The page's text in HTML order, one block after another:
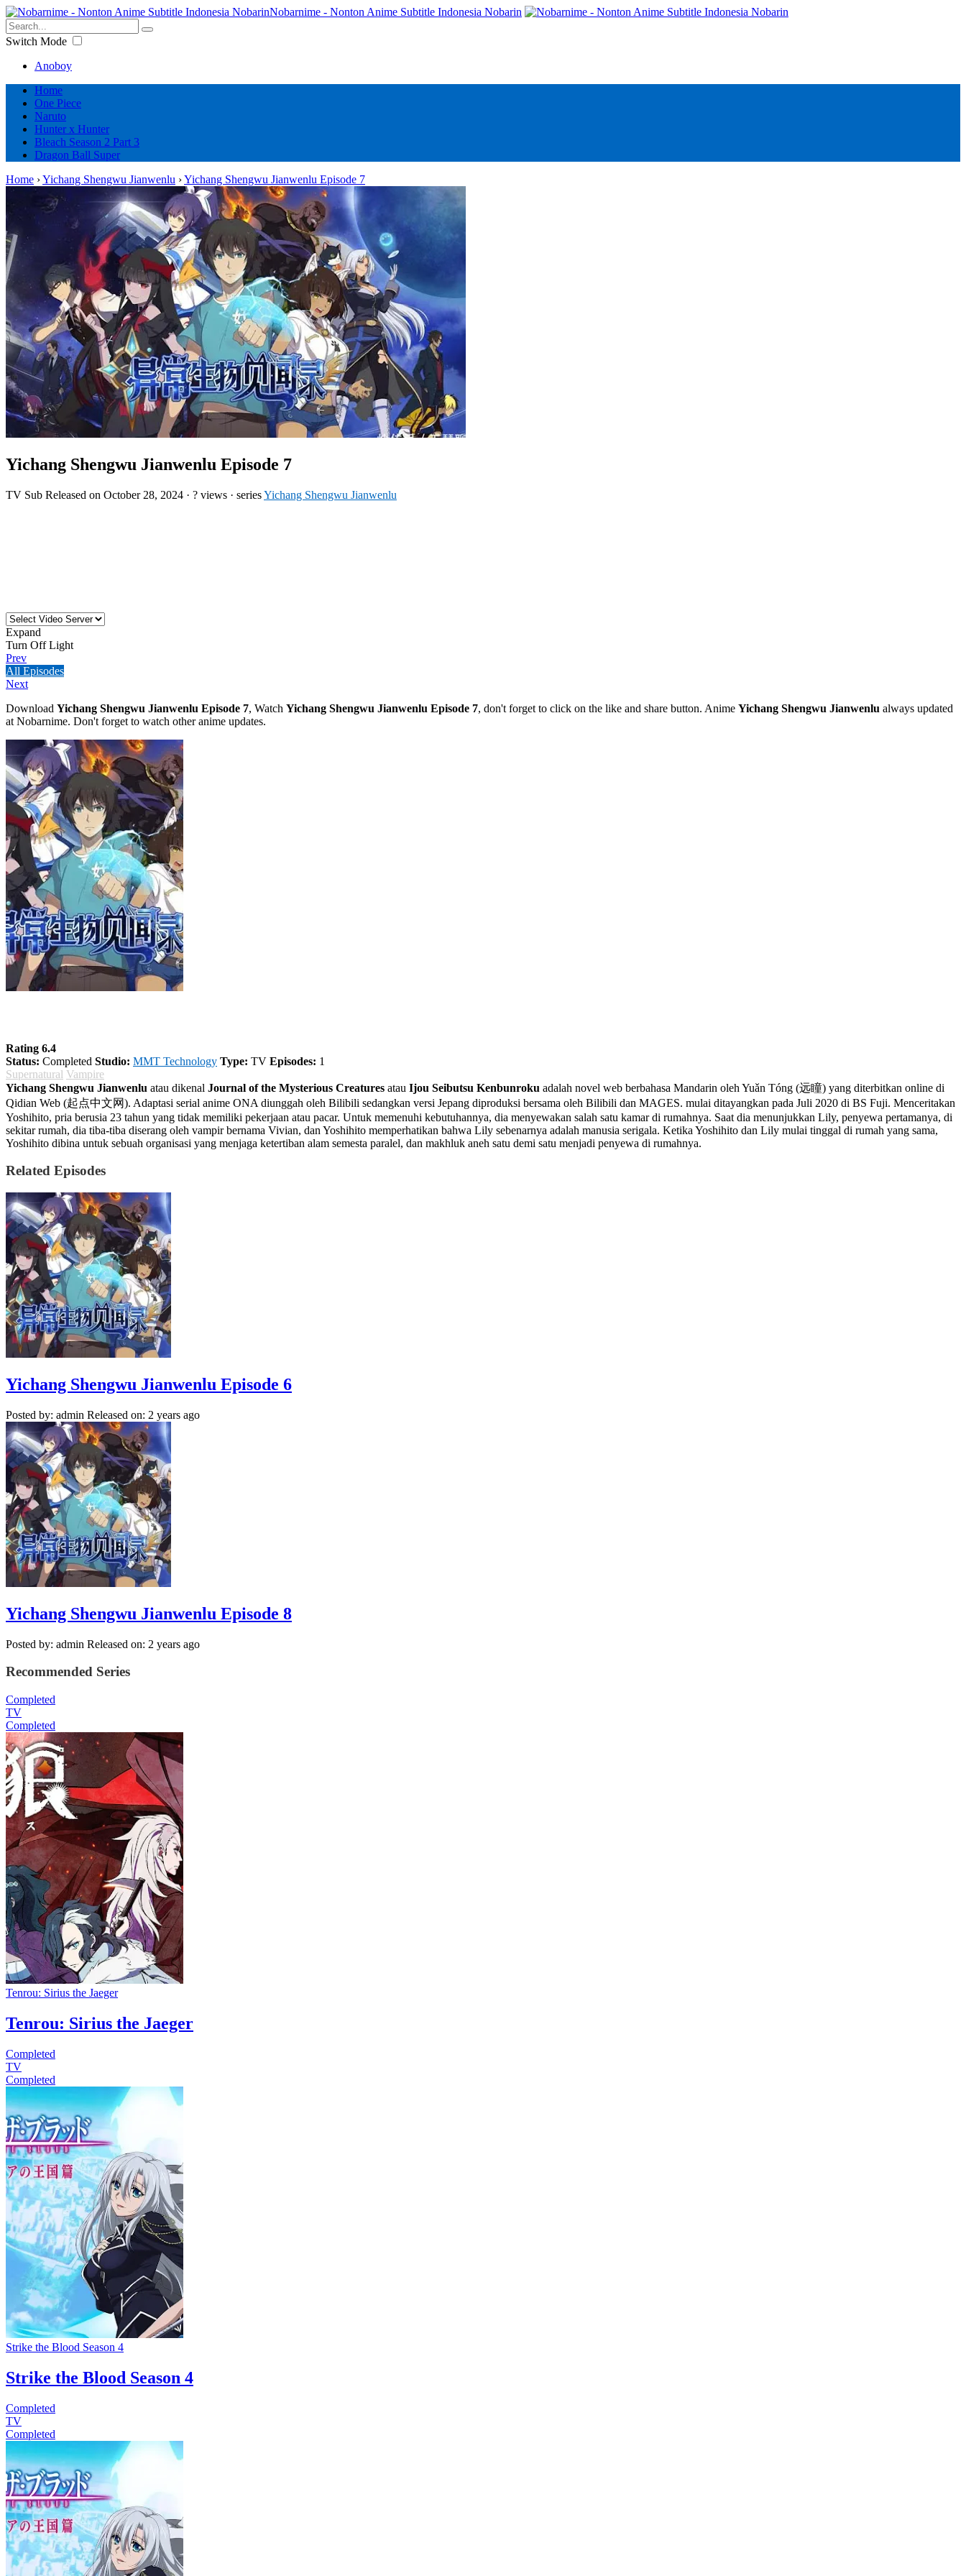
Nobarnime - Nonton Anime Subtitle Indonesia Nobarin
Switch Mode
Anoboy
Home
One Piece
Naruto
Hunter x Hunter
Bleach Season 2 Part 3
Dragon Ball Super
Home ›Yichang Shengwu Jianwenlu ›Yichang Shengwu Jianwenlu Episode 7
Yichang Shengwu Jianwenlu Episode 7
TV Sub Released on October 28, 2024 · ? views · seriesYichang Shengwu Jianwenlu
Expand
Turn Off Light
Prev
All Episodes
Next
Download Yichang Shengwu Jianwenlu Episode 7, Watch Yichang Shengwu Jianwenlu Episode 7, don't forget to click on the like and share button. Anime Yichang Shengwu Jianwenlu always updated
at Nobarnime. Don't forget to watch other anime updates.
Rating 6.4
Status: Completed Studio: MMT Technology Type: TV Episodes: 1
Supernatural Vampire
Yichang Shengwu Jianwenlu atau dikenal Journal of the Mysterious Creatures atau Ijou Seibutsu Kenbunroku adalah novel web berbahasa Mandarin oleh Yuǎn Tóng (远瞳) yang diterbitkan online di
Qidian Web (起点中文网). Adaptasi serial anime ONA diunggah oleh Bilibili sedangkan versi Jepang diproduksi bersama oleh Bilibili dan MAGES. mulai ditayangkan pada Juli 2020 di BS Fuji. Menceritakan
Yoshihito, pria berusia 23 tahun yang tidak memiliki pekerjaan atau pacar. Untuk memenuhi kebutuhannya, dia menyewakan salah satu kamar di rumahnya. Saat dia menunjukkan Lily, penyewa pertamanya, di
sekitar rumah, dia tiba-tiba diserang oleh vampir bernama Vivian, dan Yoshihito memperhatikan bahwa Lily sebenarnya adalah manusia serigala. Ketika Yoshihito dan Lily mulai tinggal di rumah yang sama,
Yoshihito dibina untuk sebuah organisasi yang menjaga ketertiban alam semesta paralel, dan makhluk aneh satu demi satu menjadi penyewa di rumahnya.
Related Episodes
Yichang Shengwu Jianwenlu Episode 6
Posted by: admin Released on: 2 years ago
Yichang Shengwu Jianwenlu Episode 8
Posted by: admin Released on: 2 years ago
Recommended Series
Completed
TV
Completed
Tenrou: Sirius the Jaeger
Tenrou: Sirius the Jaeger
Completed
TV
Completed
Strike the Blood Season 4
Strike the Blood Season 4
Completed
TV
Completed